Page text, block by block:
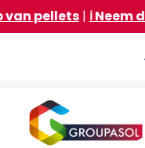
|ℹ️ Neem deel aan